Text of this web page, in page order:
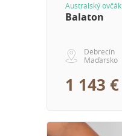
Australský ovčák
Balaton
Debrecín
Maďarsko
1 143 €